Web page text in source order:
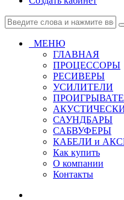
МЕНЮ
ГЛАВНАЯ
ПРОЦЕССОРЫ
РЕСИВЕРЫ
УСИЛИТЕЛИ
САУНДБАРЫ
САБВУФЕРЫ
КАБЕЛИ и
Как купить
О компании
Контакты